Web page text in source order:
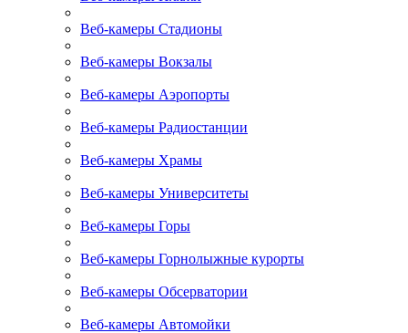
Веб-камеры Стадионы
Веб-камеры Вокзалы
Веб-камеры Аэропорты
Веб-камеры Радиостанции
Веб-камеры Храмы
Веб-камеры Университеты
Веб-камеры Горы
Веб-камеры Горнолыжные курорты
Веб-камеры Обсерватории
Веб-камеры Автомойки